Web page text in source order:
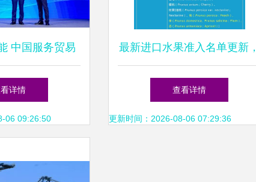
中国服务贸易
助力打造“中国
息咨询服务新
详情
06 09:26:50
最新进口水果准入名单更新，
附完整输华水果名录，专业解
读来了
查看详情
更新时间：2026-08-06 07:29:36